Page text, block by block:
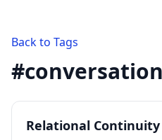
Back to Tags
#
Relational